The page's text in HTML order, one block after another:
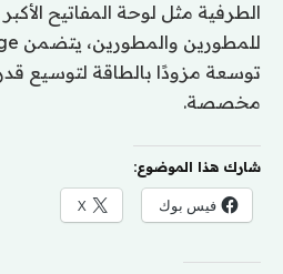
الطرفية مثل لوحة المفاتيح
توسعة مزودًا بالطاقة لتوسيع
مخصصة.
شارك هذا الموضوع:
فيس بوك X